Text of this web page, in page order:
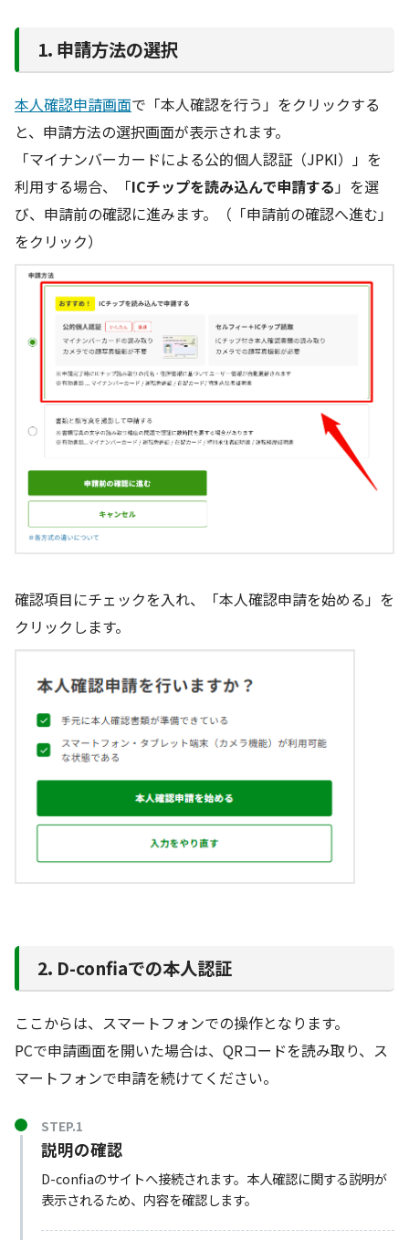
1. 申請方法の選択
本人確認申請画面で「本人確認を行う」をクリックする
と、申請方法の選択画面が表示されます。
「マイナンバーカードによる公的個人認証（JPKI）」を
利用する場合、「ICチップを読み込んで申請する 」を選
び、申請前の確認に進みます。（「申請前の確認へ進む」
をクリック）
確認項目にチェックを入れ、「本人確認申請を始める」を
クリックします。
2. D-confiaでの本人認証
ここからは、スマートフォンでの操作となります。
PCで申請画面を開いた場合は、QRコードを読み取り、ス
マートフォンで申請を続けてください。
STEP.1
説明の確認
D-confiaのサイトへ接続されます。本人確認に関する説明が
表示されるため、内容を確認します。